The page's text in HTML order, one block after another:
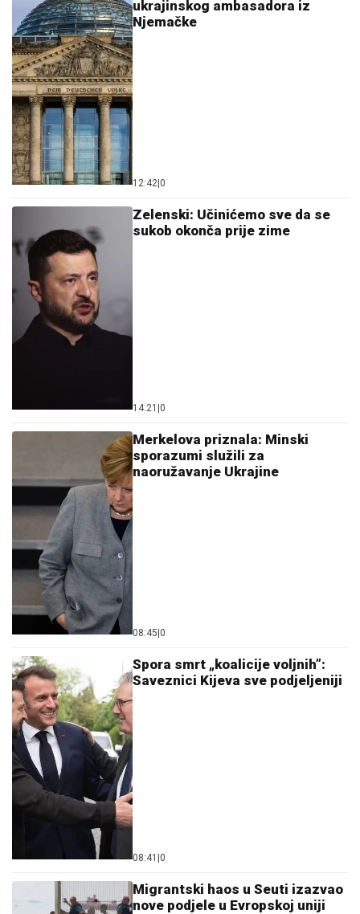
ukrajinskog ambasadora iz
Njemačke
12:42|0
Zelenski: Učinićemo sve da se
sukob okonča prije zime
14:21 |0
Merkelova priznala: Minski
sporazumi služili za
naoružavanje Ukrajine
08:45|0
Spora smrt „koalicije voljnih”:
Saveznici Kijeva sve podjeljeniji
08:41 |0
Migrantski haos u Seuti izazvao
nove podjele u Evropskoj uniji